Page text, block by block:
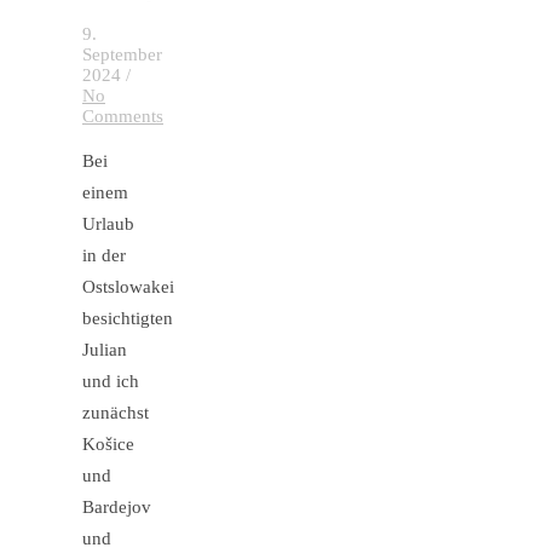
9.
September
2024 /
No
Comments
Bei
einem
Urlaub
in der
Ostslowakei
besichtigten
Julian
und ich
zunächst
Košice
und
Bardejov
und